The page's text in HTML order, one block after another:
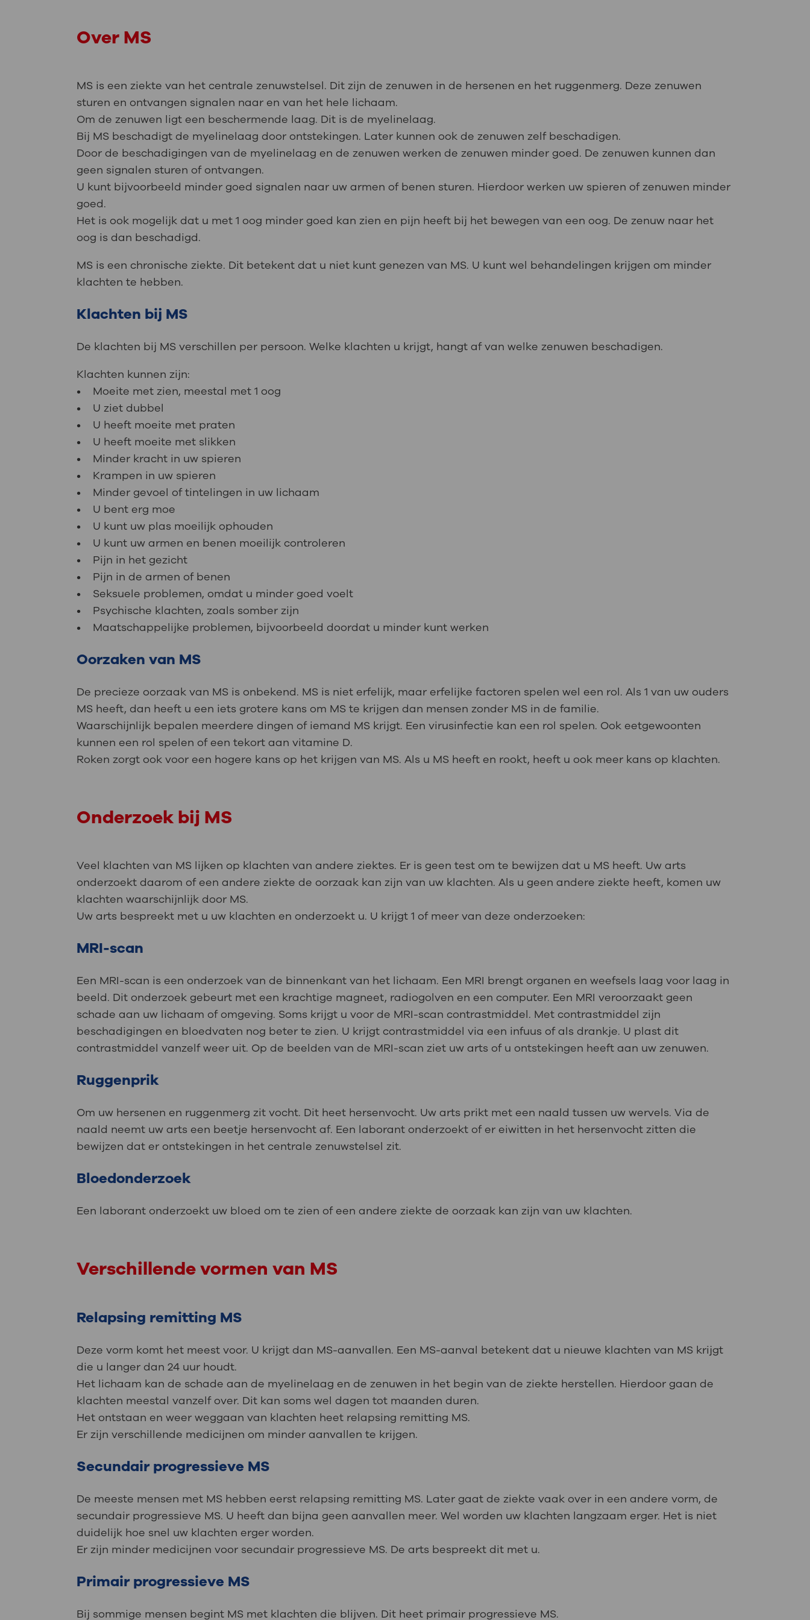
Over MS
MS is een ziekte van het centrale zenuwstelsel. Dit zijn de zenuwen in de hersenen en het ruggenmerg. Deze zenuwen
sturen en ontvangen signalen naar en van het hele lichaam.
Om de zenuwen ligt een beschermende laag. Dit is de myelinelaag.
Bij MS beschadigt de myelinelaag door ontstekingen. Later kunnen ook de zenuwen zelf beschadigen.
Door de beschadigingen van de myelinelaag en de zenuwen werken de zenuwen minder goed. De zenuwen kunnen dan
geen signalen sturen of ontvangen.
U kunt bijvoorbeeld minder goed signalen naar uw armen of benen sturen. Hierdoor werken uw spieren of zenuwen minder
goed.
Het is ook mogelijk dat u met 1 oog minder goed kan zien en pijn heeft bij het bewegen van een oog. De zenuw naar het
oog is dan beschadigd.
MS is een chronische ziekte. Dit betekent dat u niet kunt genezen van MS. U kunt wel behandelingen krijgen om minder
klachten te hebben.
Klachten bij MS
De klachten bij MS verschillen per persoon. Welke klachten u krijgt, hangt af van welke zenuwen beschadigen.
Klachten kunnen zijn:
• Moeite met zien, meestal met 1 oog
• U ziet dubbel
• U heeft moeite met praten
• U heeft moeite met slikken
• Minder kracht in uw spieren
• Krampen in uw spieren
• Minder gevoel of tintelingen in uw lichaam
• U bent erg moe
• U kunt uw plas moeilijk ophouden
• U kunt uw armen en benen moeilijk controleren
• Pijn in het gezicht
• Pijn in de armen of benen
• Seksuele problemen, omdat u minder goed voelt
• Psychische klachten, zoals somber zijn
• Maatschappelijke problemen, bijvoorbeeld doordat u minder kunt werken
Oorzaken van MS
De precieze oorzaak van MS is onbekend. MS is niet erfelijk, maar erfelijke factoren spelen wel een rol. Als 1 van uw ouders
MS heeft, dan heeft u een iets grotere kans om MS te krijgen dan mensen zonder MS in de familie.
Waarschijnlijk bepalen meerdere dingen of iemand MS krijgt. Een virusinfectie kan een rol spelen. Ook eetgewoonten
kunnen een rol spelen of een tekort aan vitamine D.
Roken zorgt ook voor een hogere kans op het krijgen van MS. Als u MS heeft en rookt, heeft u ook meer kans op klachten.
Onderzoek bij MS
Veel klachten van MS lijken op klachten van andere ziektes. Er is geen test om te bewijzen dat u MS heeft. Uw arts
onderzoekt daarom of een andere ziekte de oorzaak kan zijn van uw klachten. Als u geen andere ziekte heeft, komen uw
klachten waarschijnlijk door MS.
Uw arts bespreekt met u uw klachten en onderzoekt u. U krijgt 1 of meer van deze onderzoeken:
MRI-scan
Een MRI-scan is een onderzoek van de binnenkant van het lichaam. Een MRI brengt organen en weefsels laag voor laag in
beeld. Dit onderzoek gebeurt met een krachtige magneet, radiogolven en een computer. Een MRI veroorzaakt geen
schade aan uw lichaam of omgeving. Soms krijgt u voor de MRI-scan contrastmiddel. Met contrastmiddel zijn
beschadigingen en bloedvaten nog beter te zien. U krijgt contrastmiddel via een infuus of als drankje. U plast dit
contrastmiddel vanzelf weer uit. Op de beelden van de MRI-scan ziet uw arts of u ontstekingen heeft aan uw zenuwen.
Ruggenprik
Om uw hersenen en ruggenmerg zit vocht. Dit heet hersenvocht. Uw arts prikt met een naald tussen uw wervels. Via de
naald neemt uw arts een beetje hersenvocht af. Een laborant onderzoekt of er eiwitten in het hersenvocht zitten die
bewijzen dat er ontstekingen in het centrale zenuwstelsel zit.
Bloedonderzoek
Een laborant onderzoekt uw bloed om te zien of een andere ziekte de oorzaak kan zijn van uw klachten.
Verschillende vormen van MS
Relapsing remitting MS
Deze vorm komt het meest voor. U krijgt dan MS-aanvallen. Een MS-aanval betekent dat u nieuwe klachten van MS krijgt
die u langer dan 24 uur houdt.
Het lichaam kan de schade aan de myelinelaag en de zenuwen in het begin van de ziekte herstellen. Hierdoor gaan de
klachten meestal vanzelf over. Dit kan soms wel dagen tot maanden duren.
Het ontstaan en weer weggaan van klachten heet relapsing remitting MS.
Er zijn verschillende medicijnen om minder aanvallen te krijgen.
Secundair progressieve MS
De meeste mensen met MS hebben eerst relapsing remitting MS. Later gaat de ziekte vaak over in een andere vorm, de
secundair progressieve MS. U heeft dan bijna geen aanvallen meer. Wel worden uw klachten langzaam erger. Het is niet
duidelijk hoe snel uw klachten erger worden.
Er zijn minder medicijnen voor secundair progressieve MS. De arts bespreekt dit met u.
Primair progressieve MS
Bij sommige mensen begint MS met klachten die blijven. Dit heet primair progressieve MS.